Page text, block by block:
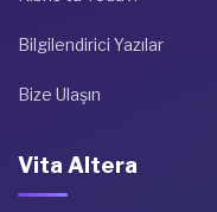
Bilgilendirici Yazılar
Bize Ulaşın
Vita Altera